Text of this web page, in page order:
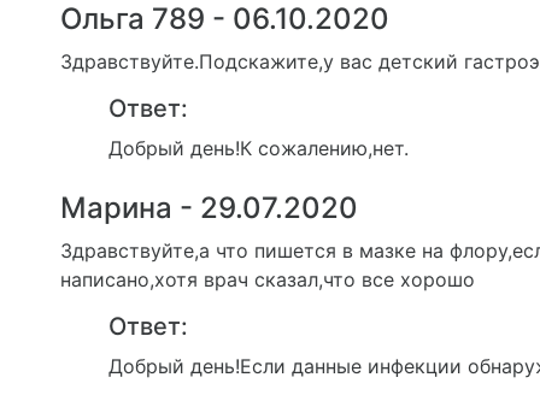
Ольга 789 - 06.10.2020
Здравствуйте.Подскажите,у вас детский
Ответ:
Добрый день!К сожалению,нет.
Марина - 29.07.2020
Здравствуйте,а что пишется в мазке на
написано,хотя врач сказал,что все хорошо
Ответ:
Добрый день!Если данные инфекции